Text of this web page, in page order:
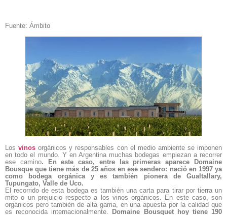
Fuente: Ámbito
Losvinosorgánicos y responsables con el medio ambiente se imponen
en todo el mundo. Y en Argentina muchas bodegas empiezan a recorrer
ese camino. En este caso, entre las primeras aparece Domaine
Bousque que tiene más de 25 años en ese sendero: nació en 1997 ya
como bodega orgánica y es también pionera de Gualtallary,
Tupungato, Valle de Uco.
El recorrido de esta bodega es también una carta para tirar por tierra un
mito o un prejuicio respecto a los vinos orgánicos. En este caso, son
orgánicos pero también de alta gama, en una apuesta por la calidad que
es reconocida internacionalmente.
Domaine Bousquet hoy tiene 190